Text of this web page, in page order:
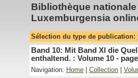
Bibliothèque
Luxemburgensia
Sélection du type de publication:
Band 10: Mit Band XI die
enthaltend. : Volume 10 -
Navigation: Home Collection